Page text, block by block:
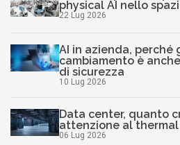
physical AI nello
22 Lug 2026
AI in azienda, perché
cambiamento è
di sicurezza
10 Lug 2026
Data center, quanto
attenzione al
06 Lug 2026